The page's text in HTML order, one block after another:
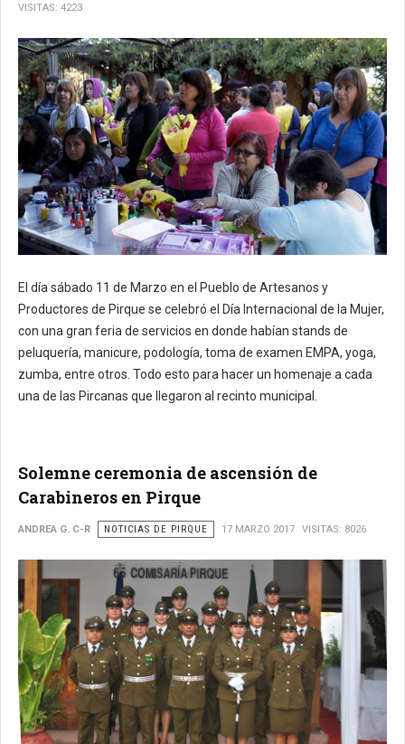
VISITAS: 4223
El día sábado 11 de Marzo en el Pueblo de Artesanos y
Productores de Pirque se celebró el Día Internacional de la Mujer,
con una gran feria de servicios en donde habían stands de
peluquería, manicure, podología, toma de examen EMPA, yoga,
zumba, entre otros. Todo esto para hacer un homenaje a cada
una de las Pircanas que llegaron al recinto municipal.
Solemne ceremonia de ascensión de
Carabineros en Pirque
ANDREA G. C-R NOTICIAS DE PIRQUE 17 MARZO 2017 VISITAS: 8026